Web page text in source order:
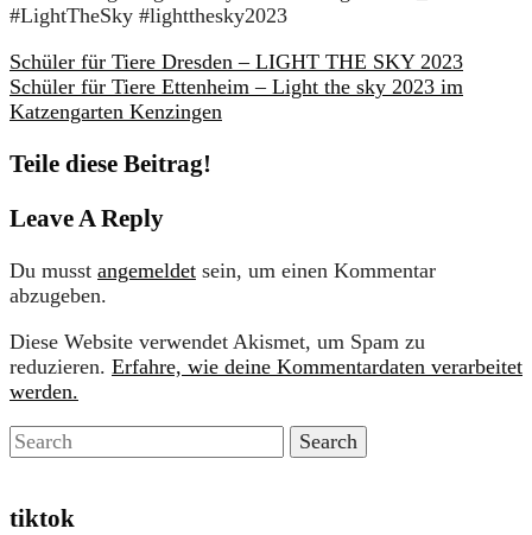
#LightTheSky #lightthesky2023
Schüler für Tiere Dresden – LIGHT THE SKY 2023
Schüler für Tiere Ettenheim – Light the sky 2023 im
Katzengarten Kenzingen
Teile diese Beitrag!
Leave A Reply
Du musst angemeldet sein, um einen Kommentar
abzugeben.
Diese Website verwendet Akismet, um Spam zu
reduzieren. Erfahre, wie deine Kommentardaten verarbeitet
werden.
tiktok